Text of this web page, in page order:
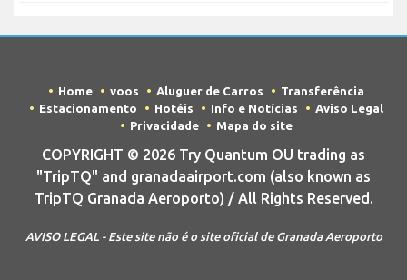
Home voos Aluguer de Carros
Transferência
Estacionamento
Hotéis Info e Notícias
Aviso Legal
Privacidade
Mapa do site
COPYRIGHT © 2026 Try Quantum OU trading as
"TripTQ" and granadaairport.com (also known as
TripTQ Granada Aeroporto) / All Rights Reserved.
AVISO LEGAL - Este site não é o site oficial de Granada Aeroporto